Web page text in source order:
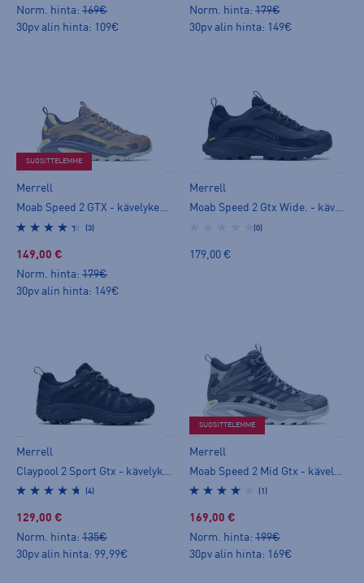
Norm. hinta: 169€
30pv alin hinta: 109€
Norm. hinta: 179€
30pv alin hinta: 149€
SUOSITTELEMME
Merrell
Moab Speed 2 GTX - kävelykengät
(3)
149,00 €
Norm. hinta: 179€
30pv alin hinta: 149€
Merrell
Moab Speed 2 Gtx Wide. - kävelykengät
(0)
179,00 €
Merrell
Claypool 2 Sport Gtx - kävelykengät
(4)
129,00 €
Norm. hinta: 135€
30pv alin hinta: 99,99€
SUOSITTELEMME
Merrell
Moab Speed 2 Mid Gtx - kävelykengät
(1)
169,00 €
Norm. hinta: 199€
30pv alin hinta: 169€